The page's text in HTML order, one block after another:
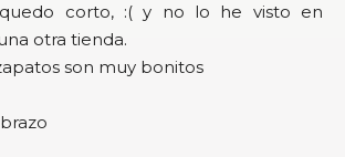
corto, :( y no lo he visto en
otra tienda.
son muy bonitos